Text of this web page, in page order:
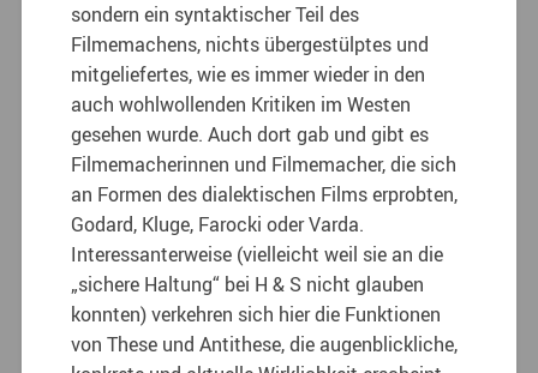
sondern ein syntaktischer Teil des
Filmemachens, nichts übergestülptes und
mitgeliefertes, wie es immer wieder in den
auch wohlwollenden Kritiken im Westen
gesehen wurde. Auch dort gab und gibt es
Filmemacherinnen und Filmemacher, die sich
an Formen des dialektischen Films erprobten,
Godard, Kluge, Farocki oder Varda.
Interessanterweise (vielleicht weil sie an die
„sichere Haltung“ bei H & S nicht glauben
konnten) verkehren sich hier die Funktionen
von These und Antithese, die augenblickliche,